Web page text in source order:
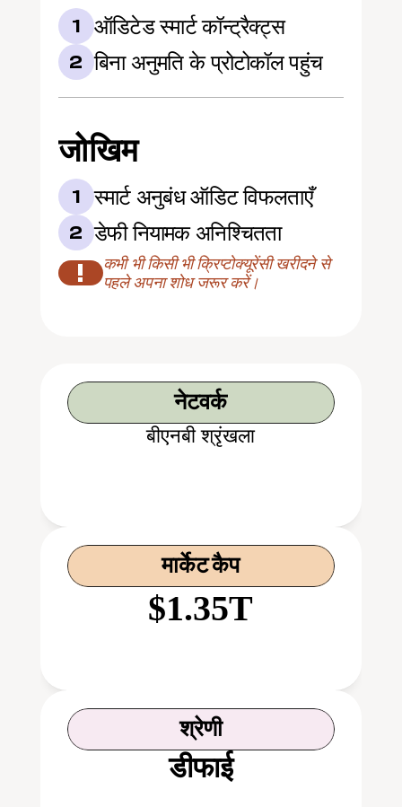
1 ऑडिटेड स्मार्ट कॉन्ट्रैक्ट्स
2 बिना अनुमति के प्रोटोकॉल पहुंच
जोखिम
1 स्मार्ट अनुबंध ऑडिट विफलताएँ
2 डेफी नियामक अनिश्चितता
!
कभी भी किसी भी क्रिप्टोक्यूरेंसी खरीदने से
पहले अपना शोध जरूर करें।
नेटवर्क
बीएनबी श्रृंखला
मार्केट कैप
$1.35T
श्रेणी
डीफाई